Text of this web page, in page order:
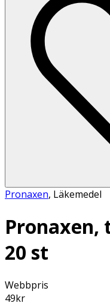
Pronaxen, Läkemedel
Pronaxen,
20 st
Webbpris
49kr